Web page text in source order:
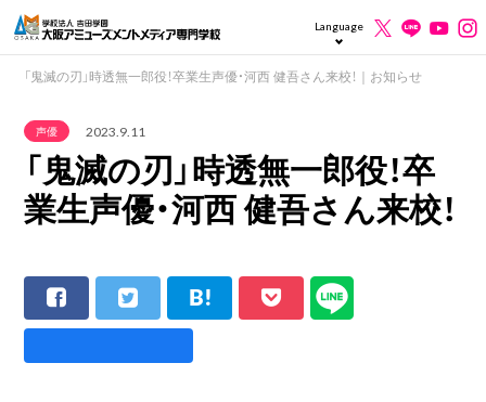
Language
「鬼滅の刃」時透無一郎役！卒業生声優・河西 健吾さん来校！｜お知らせ
声優 2023.9.11
「鬼滅の刃」時透無一郎役！卒
業生声優・河西 健吾さん来校！